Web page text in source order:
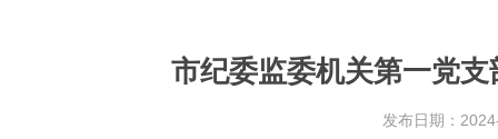
市纪委监委机关第一党
发布日期：